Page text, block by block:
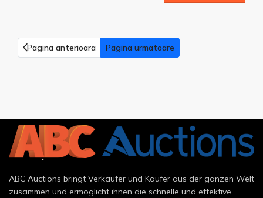
Pagina anterioara Pagina urmatoare
ABC Auctions bringt Verkäufer und Käufer aus der ganzen Welt
zusammen und ermöglicht ihnen die schnelle und effektive